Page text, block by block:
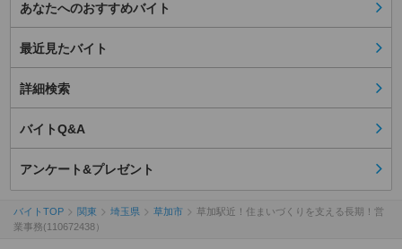
あなたへのおすすめバイト
最近見たバイト
詳細検索
バイトQ&A
アンケート&プレゼント
バイトTOP 関東 埼玉県 草加市
草加駅近！住まいづくりを支える長期！営
業事務(110672438）